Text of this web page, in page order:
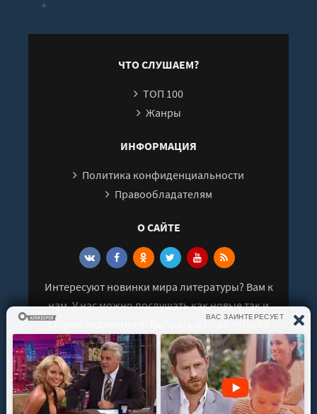
ЧТО СЛУШАЕМ?
ТОП 100
Жанры
ИНФОРМАЦИЯ
Политика конфиденциальности
Правообладателям
О САЙТЕ
Интересуют новинки мира литературы? Вам к
нам. У нас можно послушать как новые так и
старые аудиокниги. Выбрать и поделиться с
друзьями лучшими аудиокнигами!
© 2021 - 2026 kniga-audio.net. Все права